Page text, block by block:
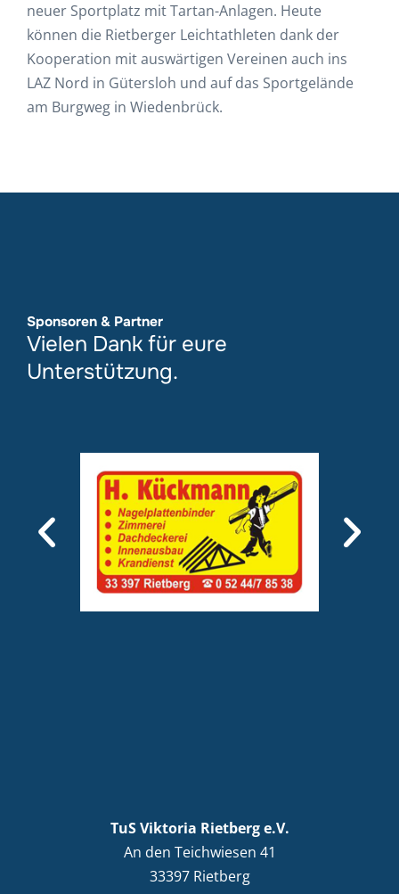
neuer Sportplatz mit Tartan-Anlagen. Heute
können die Rietberger Leichtathleten dank der
Kooperation mit auswärtigen Vereinen auch ins
LAZ Nord in Gütersloh und auf das Sportgelände
am Burgweg in Wiedenbrück.
Sponsoren & Partner
Vielen Dank für eure
Unterstützung.
TuS Viktoria Rietberg e.V.
An den Teichwiesen 41
33397 Rietberg